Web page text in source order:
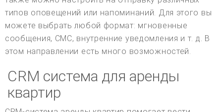
типов оповещений или напоминаний. Для этого вы
можете выбрать любой формат: мгновенные
сообщения, СМС, внутренние уведомления и т. д. В
этом направлении есть много возможностей.
CRM система для аренды
квартир